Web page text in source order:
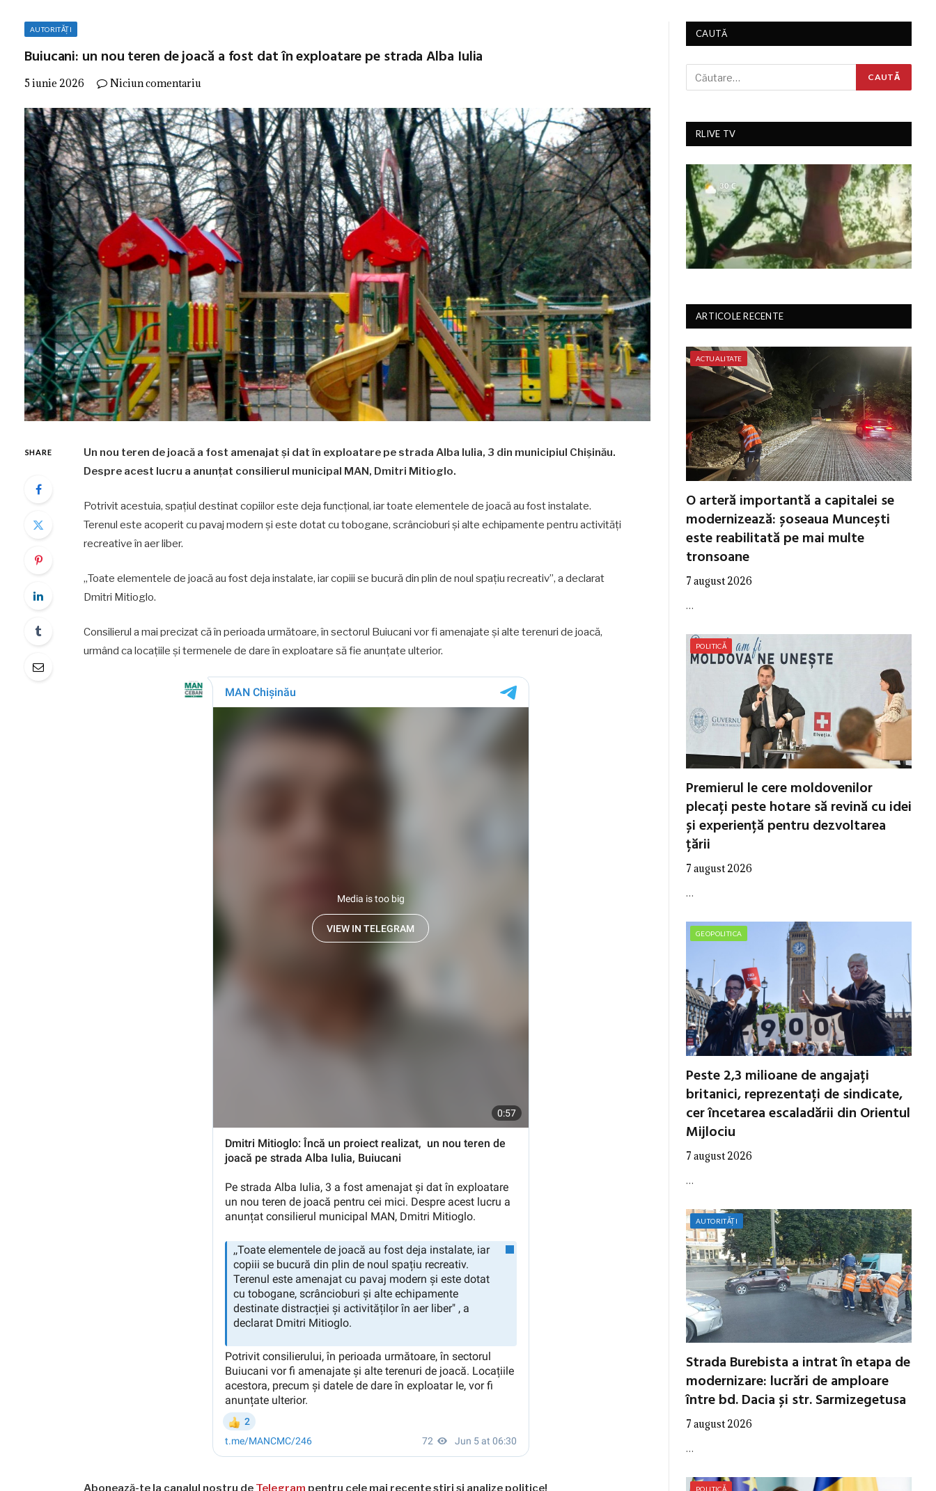
AUTORITĂȚI
Buiucani: un nou teren de joacă a fost dat în exploatare pe strada Alba Iulia
5 iunie 2026 Niciun comentariu
SHARE
Un nou teren de joacă a fost amenajat și dat în exploatare pe strada Alba Iulia, 3 din municipiul Chișinău.
Despre acest lucru a anunțat consilierul municipal MAN, Dmitri Mitioglo.
Potrivit acestuia, spațiul destinat copiilor este deja funcțional, iar toate elementele de joacă au fost instalate.
Terenul este acoperit cu pavaj modern și este dotat cu tobogane, scrâncioburi și alte echipamente pentru activități
recreative în aer liber.
„Toate elementele de joacă au fost deja instalate, iar copiii se bucură din plin de noul spațiu recreativ”, a declarat
Dmitri Mitioglo.
Consilierul a mai precizat că în perioada următoare, în sectorul Buiucani vor fi amenajate și alte terenuri de joacă,
urmând ca locațiile și termenele de dare în exploatare să fie anunțate ulterior.
Abonează-te la canalul nostru de Telegram pentru cele mai recente știri și analize politice!
CAUTĂ
RLIVE TV
ARTICOLE RECENTE
ACTUALITATE
O arteră importantă a capitalei se
modernizează: șoseaua Muncești
este reabilitată pe mai multe
tronsoane
7 august 2026
…
POLITICĂ
Premierul le cere moldovenilor
plecați peste hotare să revină cu idei
și experiență pentru dezvoltarea
țării
7 august 2026
…
GEOPOLITICA
Peste 2,3 milioane de angajați
britanici, reprezentați de sindicate,
cer încetarea escaladării din Orientul
Mijlociu
7 august 2026
…
AUTORITĂȚI
Strada Burebista a intrat în etapa de
modernizare: lucrări de amploare
între bd. Dacia și str. Sarmizegetusa
7 august 2026
…
POLITICĂ